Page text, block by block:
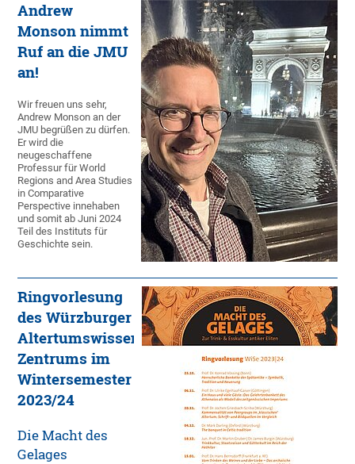
Andrew
Monson nimmt
Ruf an die JMU
an!
Wir freuen uns sehr,
Andrew Monson an der
JMU begrüßen zu dürfen.
Er wird die
neugeschaffene
Professur für World
Regions and Area Studies
in Comparative
Perspective innehaben
und somit ab Juni 2024
Teil des Instituts für
Geschichte sein.
Ringvorlesung
des Würzburger
Altertumswissenschaftlichen
Zentrums im
Wintersemester
2023/24
Die Macht des
Gelages